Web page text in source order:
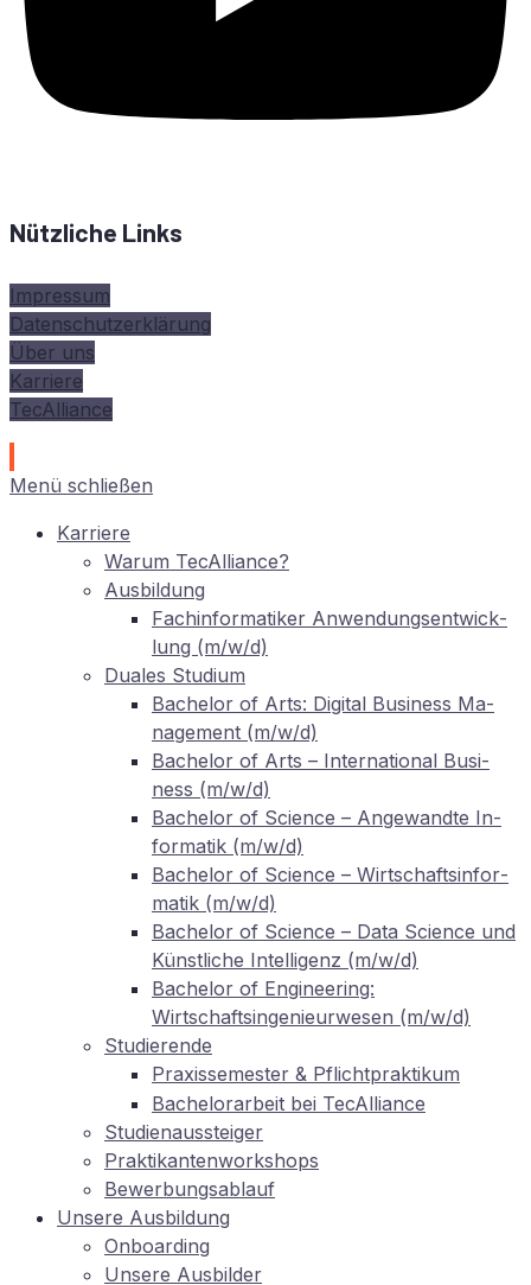
Nützliche Links
Impressum
Datenschutzerklärung
Über uns
Karriere
TecAlliance
Menü schließen
Kar­rie­re
War­um TecAlliance?
Aus­bil­dung
Fach­in­for­ma­ti­ker An­wen­dungs­ent­wick­
lung (m/w/d)
Dua­les Studium
Ba­che­lor of Arts: Di­gi­tal Busi­ness Ma­
nage­ment (m/w/d)
Ba­che­lor of Arts – In­ter­na­tio­nal Busi­
ness (m/w/d)
Ba­che­lor of Sci­ence – An­ge­wand­te In­
for­ma­tik (m/w/d)
Ba­che­lor of Sci­ence – Wirt­schafts­in­for­
ma­tik (m/w/d)
Ba­che­lor of Sci­ence – Data Sci­ence und
Künst­li­che In­tel­li­genz (m/w/d)
Ba­che­lor of En­gi­nee­ring:
Wirtschaftsingenieurwesen (m/w/d)
Stu­die­ren­de
Pra­xis­se­mes­ter & Pflichtpraktikum
Ba­che­lor­ar­beit bei TecAlliance
Stu­di­en­aus­stei­ger
Prak­ti­kan­ten­work­shops
Be­wer­bungs­ab­lauf
Un­se­re Ausbildung
On­boar­ding
Un­se­re Ausbilder